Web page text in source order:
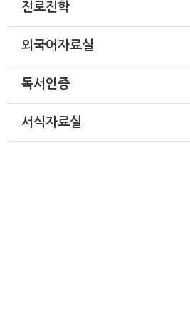
진로진학
외국어자료실
독서인증
서식자료실